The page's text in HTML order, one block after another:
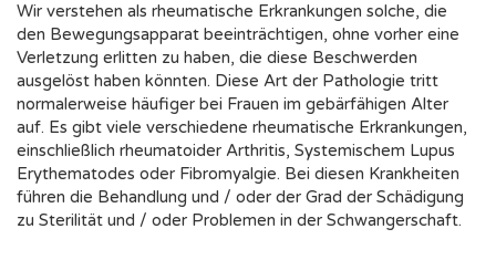
Wir verstehen als rheumatische Erkrankungen solche, die
den Bewegungsapparat beeinträchtigen, ohne vorher eine
Verletzung erlitten zu haben, die diese Beschwerden
ausgelöst haben könnten. Diese Art der Pathologie tritt
normalerweise häufiger bei Frauen im gebärfähigen Alter
auf. Es gibt viele verschiedene rheumatische Erkrankungen,
einschließlich rheumatoider Arthritis, Systemischem Lupus
Erythematodes oder Fibromyalgie. Bei diesen Krankheiten
führen die Behandlung und / oder der Grad der Schädigung
zu Sterilität und / oder Problemen in der Schwangerschaft.